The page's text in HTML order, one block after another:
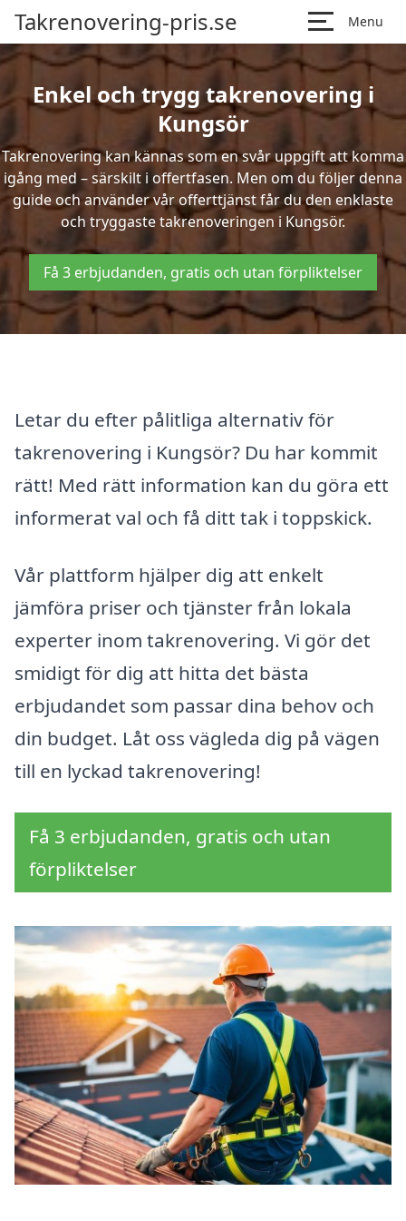
Takrenovering-pris.se Menu
Enkel och trygg takrenovering i
Kungsör
Takrenovering kan kännas som en svår uppgift att komma
igång med – särskilt i offertfasen. Men om du följer denna
guide och använder vår offerttjänst får du den enklaste
och tryggaste takrenoveringen i Kungsör.
Få 3 erbjudanden, gratis och utan förpliktelser
Letar du efter pålitliga alternativ för
takrenovering i Kungsör? Du har kommit
rätt! Med rätt information kan du göra ett
informerat val och få ditt tak i toppskick.
Vår plattform hjälper dig att enkelt
jämföra priser och tjänster från lokala
experter inom takrenovering. Vi gör det
smidigt för dig att hitta det bästa
erbjudandet som passar dina behov och
din budget. Låt oss vägleda dig på vägen
till en lyckad takrenovering!
Få 3 erbjudanden, gratis och utan
förpliktelser